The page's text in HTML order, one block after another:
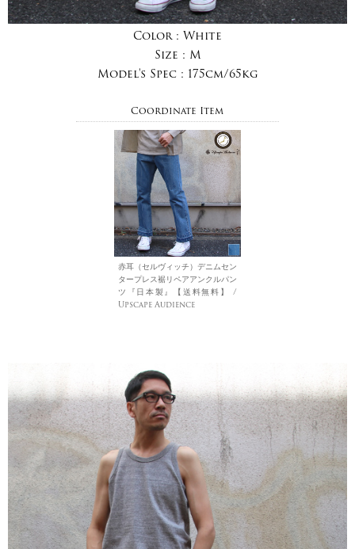
Color : White
Size : M
Model's Spec : 175cm/65kg
Coordinate Item
赤耳（セルヴィッチ）デニムセン
タープレス裾リペアアンクルパン
ツ『日本製』【送料無料】 /
Upscape Audience